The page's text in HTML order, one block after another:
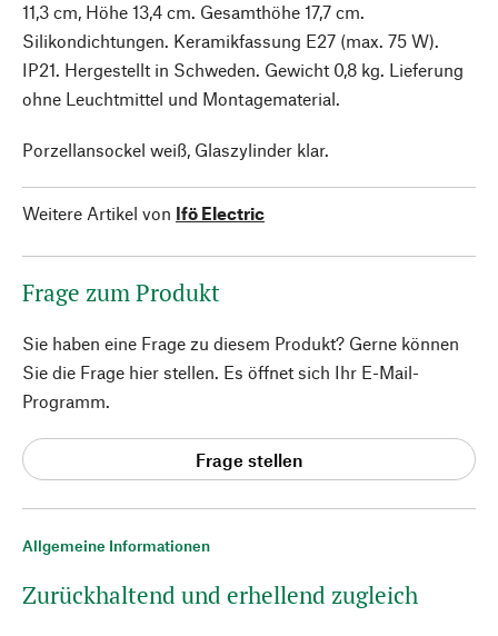
Allgemeine Informationen
Zurückhaltend und erhellend zugleich
11,3 cm, Höhe 13,4 cm. Gesamthöhe 17,7 cm.
Silikondichtungen. Keramikfassung E27 (max. 75 W).
IP21. Hergestellt in Schweden. Gewicht 0,8 kg. Lieferung
ohne Leuchtmittel und Montagematerial.
Porzellansockel weiß, Glaszylinder klar.
Weitere Artikel von Ifö Electric
Frage zum Produkt
Sie haben eine Frage zu diesem Produkt? Gerne können
Sie die Frage hier stellen. Es öffnet sich Ihr E-Mail-
Programm.
Frage stellen